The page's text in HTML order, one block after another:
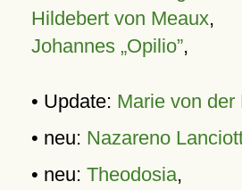
Hildebert von Meaux,
Johannes „Opilio”,
• Update: Marie von der
• neu: Nazareno
• neu: Theodosia,